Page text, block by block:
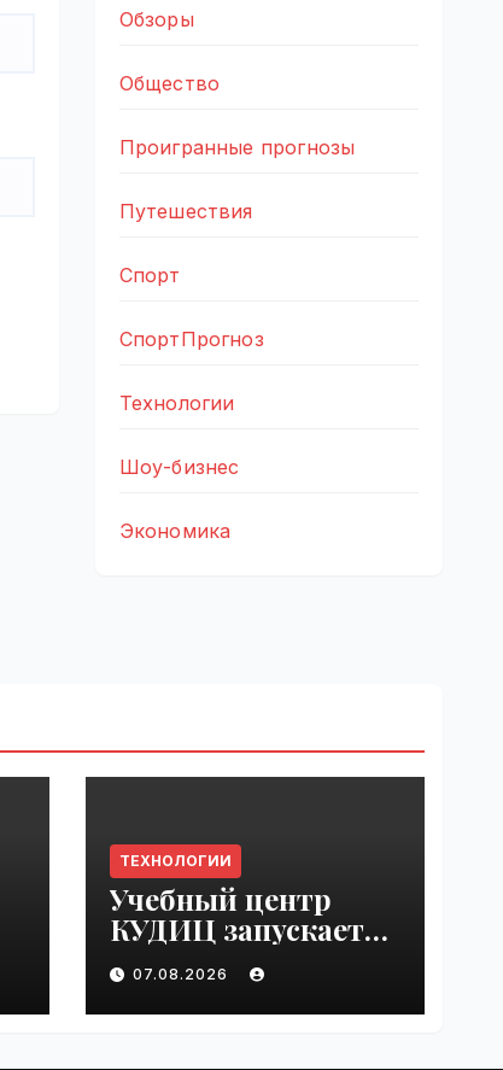
Обзоры
Общество
Проигранные прогнозы
Путешествия
Спорт
СпортПрогноз
Технологии
Шоу-бизнес
Экономика
ТЕХНОЛОГИИ
Учебный центр
КУДИЦ запускает
авторизованный
курс по
администрировани
07.08.2026